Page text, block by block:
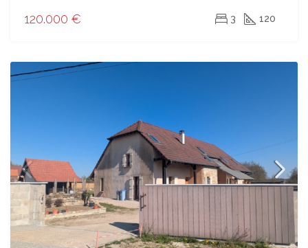
120.000 € 3 120